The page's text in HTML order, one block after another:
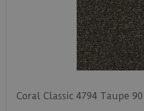
Coral Classic 4794 Taupe